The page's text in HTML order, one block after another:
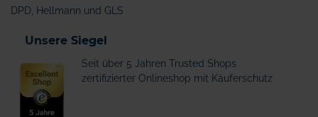
DPD, Hellmann und GLS
Unsere Siegel
Seit über 5 Jahren Trusted Shops
zertifizierter Onlineshop mit Käuferschutz